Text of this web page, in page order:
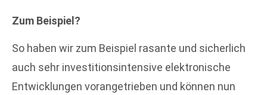
Zum Beispiel?
So haben wir zum Beispiel rasante und sicherlich
auch sehr investitionsintensive elektronische
Entwicklungen vorangetrieben und können nun